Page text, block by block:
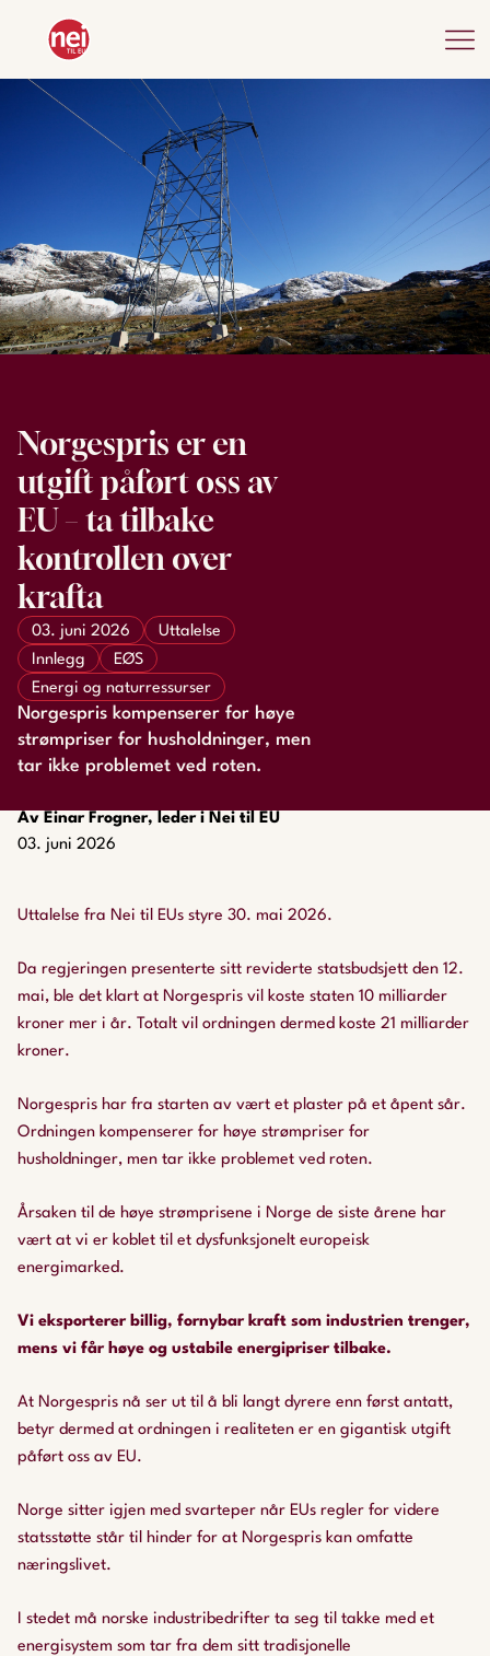
Av Einar Frogner, leder i Nei til EU
03. juni 2026
Norgespris er en
utgift påført oss av
EU – ta tilbake
kontrollen over
krafta
03. juni 2026
Uttalelse
Innlegg
EØS
Energi og naturressurser
Norgespris kompenserer for høye
strømpriser for husholdninger, men
tar ikke problemet ved roten.
Uttalelse fra Nei til EUs styre 30. mai 2026.
Da regjeringen presenterte sitt reviderte statsbudsjett den 12.
mai, ble det klart at Norgespris vil koste staten 10 milliarder
kroner mer i år. Totalt vil ordningen dermed koste 21 milliarder
kroner.
Norgespris har fra starten av vært et plaster på et åpent sår.
Ordningen kompenserer for høye strømpriser for
husholdninger, men tar ikke problemet ved roten.
Årsaken til de høye strømprisene i Norge de siste årene har
vært at vi er koblet til et dysfunksjonelt europeisk
energimarked.
Vi eksporterer billig, fornybar kraft som industrien trenger,
mens vi får høye og ustabile energipriser tilbake.
At Norgespris nå ser ut til å bli langt dyrere enn først antatt,
betyr dermed at ordningen i realiteten er en gigantisk utgift
påført oss av EU.
Norge sitter igjen med svarteper når EUs regler for videre
statsstøtte står til hinder for at Norgespris kan omfatte
næringslivet.
I stedet må norske industribedrifter ta seg til takke med et
energisystem som tar fra dem sitt tradisjonelle